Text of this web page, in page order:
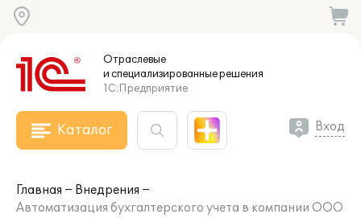
Отраслевые
и специализированныерешения
1С:Предприятие
Каталог Вход
Главная
Внедрения
Автоматизация бухгалтерского учета в компании ООО